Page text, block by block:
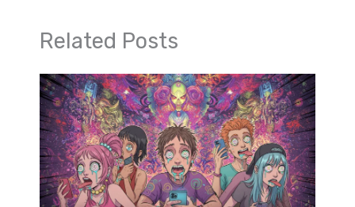
Related Posts